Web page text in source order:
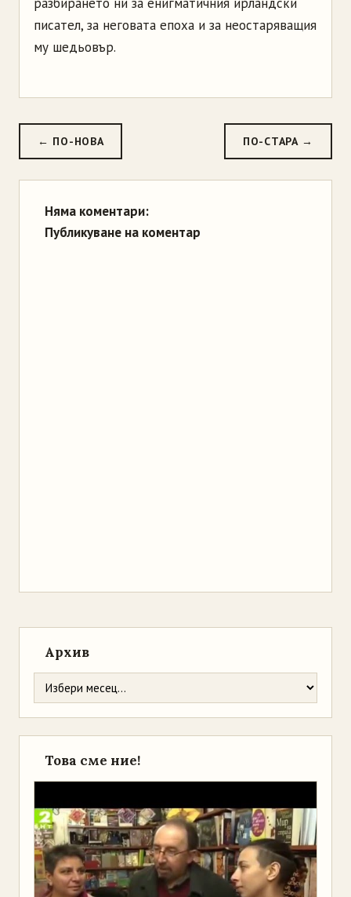
писател, за неговата епоха и за неостаряващия
му шедьовър.
← ПО-НОВА ПО-СТАРА →
Няма коментари:
Публикуване на коментар
Архив
Това сме ние!